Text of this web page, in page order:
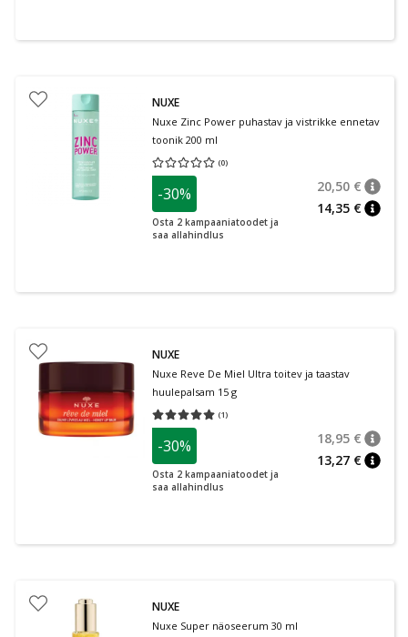
NUXE
Nuxe Zinc Power puhastav ja vistrikke ennetav
toonik 200 ml
(0)
Keskmine hinnang 0.00
-30%
Osta 2 kampaaniatoodet ja
saa allahindlus
20,50 €
14,35 €
NUXE
Nuxe Reve De Miel Ultra toitev ja taastav
huulepalsam 15 g
(1)
Keskmine hinnang 5.00
-30%
Osta 2 kampaaniatoodet ja
saa allahindlus
18,95 €
13,27 €
NUXE
Nuxe Super näoseerum 30 ml